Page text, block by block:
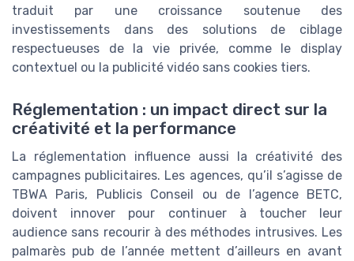
traduit par une croissance soutenue des
investissements dans des solutions de ciblage
respectueuses de la vie privée, comme le display
contextuel ou la publicité vidéo sans cookies tiers.
Réglementation : un impact direct sur la
créativité et la performance
La réglementation influence aussi la créativité des
campagnes publicitaires. Les agences, qu’il s’agisse de
TBWA Paris, Publicis Conseil ou de l’agence BETC,
doivent innover pour continuer à toucher leur
audience sans recourir à des méthodes intrusives. Les
palmarès pub de l’année mettent d’ailleurs en avant